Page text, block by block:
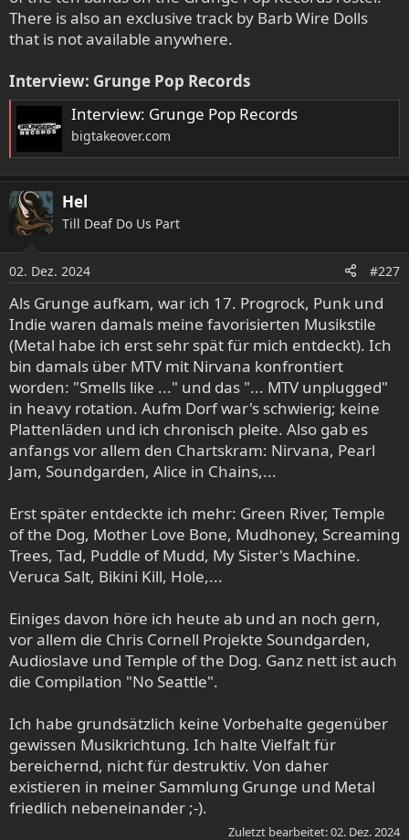
There is also an exclusive track by Barb Wire Dolls
that is not available anywhere.
Interview: Grunge Pop Records
Interview: Grunge Pop Records
bigtakeover.com
Hel
Till Deaf Do Us Part
02. Dez. 2024 #227
Als Grunge aufkam, war ich 17. Progrock, Punk und
Indie waren damals meine favorisierten Musikstile
(Metal habe ich erst sehr spät für mich entdeckt). Ich
bin damals über MTV mit Nirvana konfrontiert
worden: "Smells like ..." und das "... MTV unplugged"
in heavy rotation. Aufm Dorf war's schwierig; keine
Plattenläden und ich chronisch pleite. Also gab es
anfangs vor allem den Chartskram: Nirvana, Pearl
Jam, Soundgarden, Alice in Chains,...
Erst später entdeckte ich mehr: Green River, Temple
of the Dog, Mother Love Bone, Mudhoney, Screaming
Trees, Tad, Puddle of Mudd, My Sister's Machine.
Veruca Salt, Bikini Kill, Hole,...
Einiges davon höre ich heute ab und an noch gern,
vor allem die Chris Cornell Projekte Soundgarden,
Audioslave und Temple of the Dog. Ganz nett ist auch
die Compilation "No Seattle".
Ich habe grundsätzlich keine Vorbehalte gegenüber
gewissen Musikrichtung. Ich halte Vielfalt für
bereichernd, nicht für destruktiv. Von daher
existieren in meiner Sammlung Grunge und Metal
friedlich nebeneinander ;-).
Zuletzt bearbeitet:02. Dez. 2024